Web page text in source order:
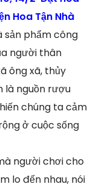
Hoa Tận Nhà
sản phẩm công
người thân
ông xã, thủy
là nguồn rượu
chúng ta cảm
ở cuộc sống
người chơi cho
lo đến nhau, nói